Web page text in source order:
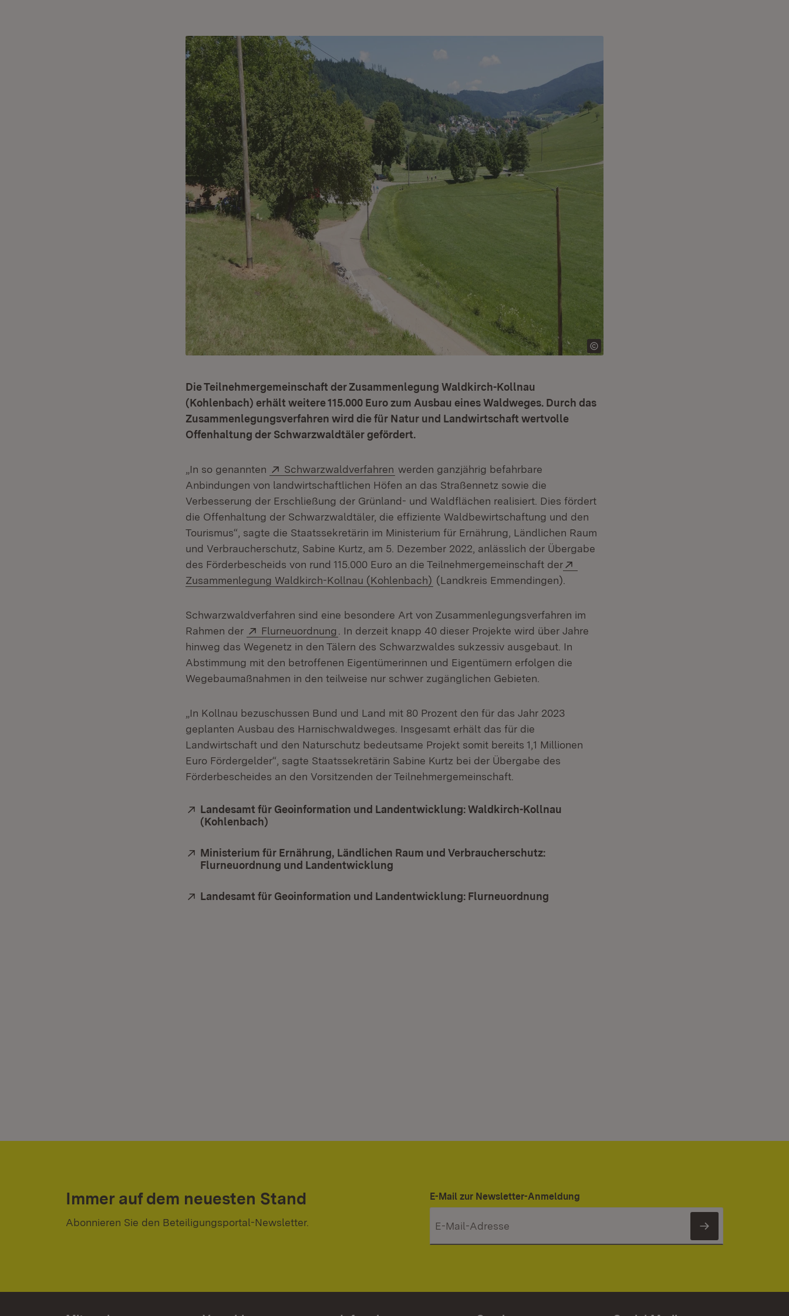
Die Teilnehmergemeinschaft der Zusammenlegung Waldkirch-Kollnau
(Kohlenbach) erhält weitere 115.000 Euro zum Ausbau eines Waldweges. Durch das
Zusammenlegungsverfahren wird die für Natur und Landwirtschaft wertvolle
Offenhaltung der Schwarzwaldtäler gefördert.
„In so genannten Extern:
Schwarzwaldverfahren (Öffnet in neuem Fenster)
werden ganzjährig befahrbare
Anbindungen von landwirtschaftlichen Höfen an das Straßennetz sowie die
Verbesserung der Erschließung der Grünland- und Waldflächen realisiert. Dies fördert
die Offenhaltung der Schwarzwaldtäler, die effiziente Waldbewirtschaftung und den
Tourismus“, sagte die Staatssekretärin im Ministerium für Ernährung, Ländlichen Raum
und Verbraucherschutz, Sabine Kurtz, am 5. Dezember 2022, anlässlich der Übergabe
des Förderbescheids von rund 115.000 Euro an die Teilnehmergemeinschaft der
Zusammenlegung Waldkirch-Kollnau (Kohlenbach) (Öffnet in neuem Fenster)
(Landkreis Emmendingen).
Schwarzwaldverfahren sind eine besondere Art von Zusammenlegungsverfahren im
Rahmen der
Extern:
Flurneuordnung (Öffnet in neuem Fenster)
. In derzeit knapp 40 dieser Projekte wird über Jahre
hinweg das Wegenetz in den Tälern des Schwarzwaldes sukzessiv ausgebaut. In
Abstimmung mit den betroffenen Eigentümerinnen und Eigentümern erfolgen die
Wegebaumaßnahmen in den teilweise nur schwer zugänglichen Gebieten.
„In Kollnau bezuschussen Bund und Land mit 80 Prozent den für das Jahr 2023
geplanten Ausbau des Harnischwaldweges. Insgesamt erhält das für die
Landwirtschaft und den Naturschutz bedeutsame Projekt somit bereits 1,1 Millionen
Euro Fördergelder“, sagte Staatssekretärin Sabine Kurtz bei der Übergabe des
Förderbescheides an den Vorsitzenden der Teilnehmergemeinschaft.
Extern:
Landesamt für Geoinformation und Landentwicklung: Waldkirch-Kollnau
(Kohlenbach)
Extern:
Ministerium für Ernährung, Ländlichen Raum und Verbraucherschutz:
Flurneuordnung und Landentwicklung
Extern:
Landesamt für Geoinformation und Landentwicklung: Flurneuordnung
Immer auf dem neuesten Stand
Abonnieren Sie den Beteiligungsportal-Newsletter.
E-Mail zur Newsletter-Anmeldung
Newsletter